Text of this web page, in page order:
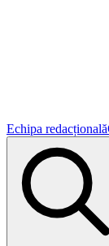
Echipa redacțională